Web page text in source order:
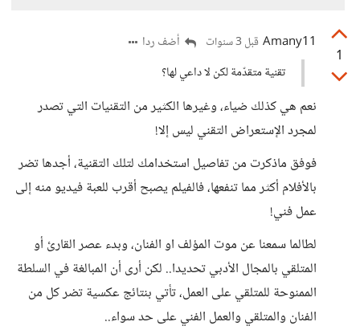
1
Amany11 قبل 3 سنوات
أضف ردا
تقنية متقدّمة لكن لا داعي لها؟
نعم هي كذلك ضياء، وغيرها الكثير من التقنيات التي تصدر
لمجرد الإستعراض التقني ليس إلا!
فوفق ماذكرت من تفاصيل استخدامك لتلك التقنية، أجدها تضر
بالأفلام أكثر مما تنفعها، فالفيلم يصبح أقرب للعبة فيديو منه إلى
عمل فني!
لطالما سمعنا عن موت المؤلف او الفنان، وبدء عصر القارئ أو
المتلقي بالمجال الأدبي تحديدا.. لكن أرى أن المبالغة في السلطة
الممنوحة للمتلقي على العمل، تأتي بنتائج عكسية تضر كل من
الفنان والمتلقي والعمل الفني على حد سواء..